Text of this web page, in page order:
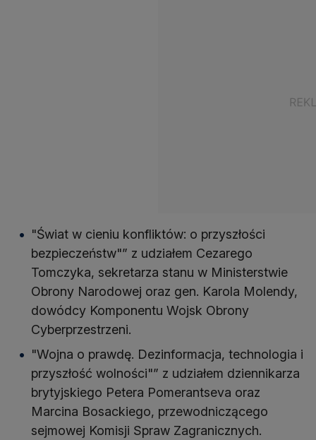
"Świat w cieniu konfliktów: o przyszłości
bezpieczeństw"” z udziałem Cezarego
Tomczyka, sekretarza stanu w Ministerstwie
Obrony Narodowej oraz gen. Karola Molendy,
dowódcy Komponentu Wojsk Obrony
Cyberprzestrzeni.
"Wojna o prawdę. Dezinformacja, technologia i
przyszłość wolności"” z udziałem dziennikarza
brytyjskiego Petera Pomerantseva oraz
Marcina Bosackiego, przewodniczącego
sejmowej Komisji Spraw Zagranicznych.